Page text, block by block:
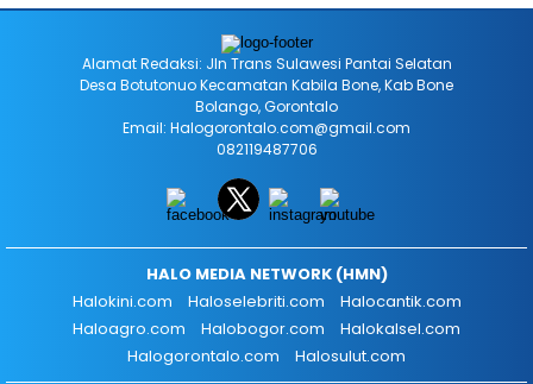
Alamat Redaksi: Jln Trans Sulawesi Pantai Selatan
Desa Botutonuo Kecamatan Kabila Bone, Kab Bone
Bolango, Gorontalo
Email: Halogorontalo.com@gmail.com
082119487706
HALO MEDIA NETWORK (HMN)
Halokini.com
Haloselebriti.com
Halocantik.com
Haloagro.com
Halobogor.com
Halokalsel.com
Halogorontalo.com
Halosulut.com